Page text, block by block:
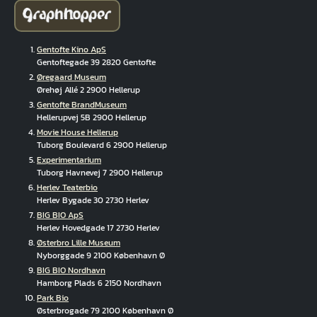
Gentofte Kino ApS
Gentoftegade 39 2820 Gentofte
Øregaard Museum
Ørehøj Allé 2 2900 Hellerup
Gentofte BrandMuseum
Hellerupvej 5B 2900 Hellerup
Movie House Hellerup
Tuborg Boulevard 6 2900 Hellerup
Experimentarium
Tuborg Havnevej 7 2900 Hellerup
Herlev Teaterbio
Herlev Bygade 30 2730 Herlev
BIG BIO ApS
Herlev Hovedgade 17 2730 Herlev
Østerbro Lille Museum
Nyborggade 9 2100 København Ø
BIG BIO Nordhavn
Hamborg Plads 6 2150 Nordhavn
Park Bio
Østerbrogade 79 2100 København Ø